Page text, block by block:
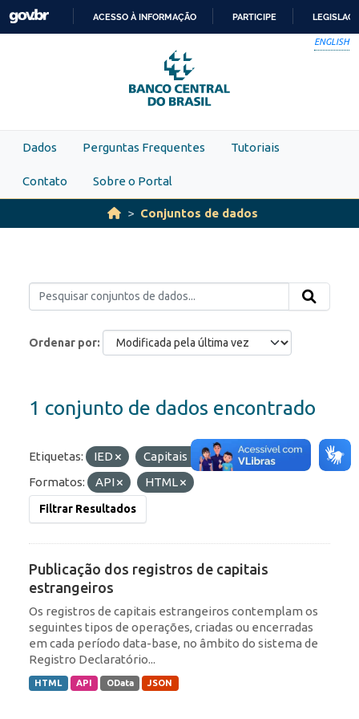
Skip to main content
PARA
O
CONTEÚDO
ACESSO À INFORMAÇÃO PARTICIPE
ENGLISH
Dados Perguntas Frequentes Tutoriais
Contato Sobre o Portal
Conjuntos de dados
Ordenar por
1 conjunto de dados encontrado
Etiquetas: IED
Capitais Estrangeiros
Formatos:
API HTML
Filtrar Resultados
Publicação dos registros de capitais
estrangeiros
Os registros de capitais estrangeiros contemplam os
seguintes tipos de operações, criadas ou encerradas
em cada período data-base, no âmbito do sistema de
Registro Declaratório...
HTML API OData JSON